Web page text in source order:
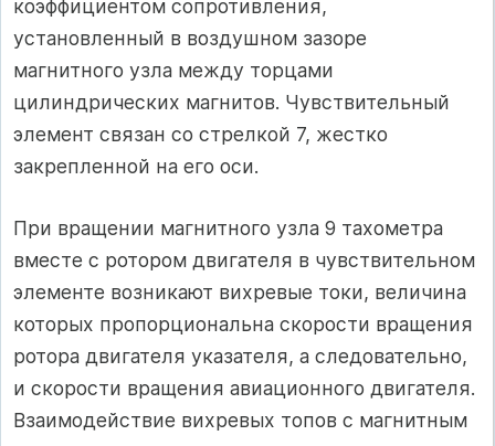
коэффициентом сопротивления,
установленный в воздушном зазоре
магнитного узла между торцами
цилиндрических магнитов. Чувствительный
элемент связан со стрелкой 7, жестко
закрепленной на его оси.
При вращении магнитного узла 9 тахометра
вместе с ротором двигателя в чувствительном
элементе возникают вихревые токи, величина
которых пропорциональна скорости вращения
ротора двигателя указателя, а следовательно,
и скорости вращения авиационного двигателя.
Взаимодействие вихревых топов с магнитным